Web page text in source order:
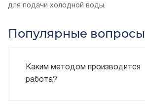
для подачи холодной воды.
Популярные вопросы
Каким методом производится
работа?